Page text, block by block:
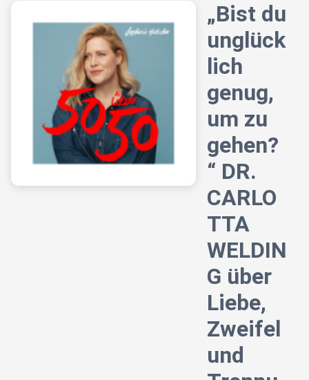
„Bist du
unglück
lich
genug,
um zu
gehen?
“ DR.
CARLO
TTA
WELDIN
G über
Liebe,
Zweifel
und